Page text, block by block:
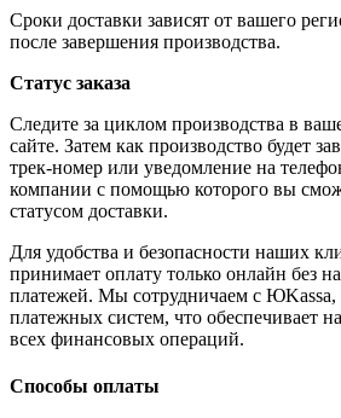
Сроки доставки зависят от вашего
после завершения производства.
Статус заказа
Следите за циклом производства в
сайте. Затем как производство будет
трек-номер или уведомление на
компании с помощью которого вы
статусом доставки.
Для удобства и безопасности наших
принимает оплату только онлайн без
платежей. Мы сотрудничаем с
платежных систем, что обеспечивает
всех финансовых операций.
Способы оплаты